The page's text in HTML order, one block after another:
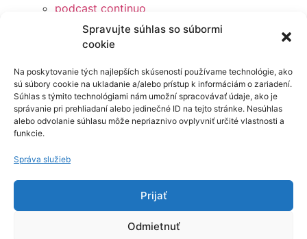
Spravujte súhlas so súbormi
cookie
Na poskytovanie tých najlepších skúseností používame technológie, ako
sú súbory cookie na ukladanie a/alebo prístup k informáciám o zariadení.
Súhlas s týmito technológiami nám umožní spracovávať údaje, ako je
správanie pri prehliadaní alebo jedinečné ID na tejto stránke. Nesúhlas
alebo odvolanie súhlasu môže nepriaznivo ovplyvniť určité vlastnosti a
funkcie.
Správa služieb
Prijať
Odmietnuť
podcast continuo
Kurzy
skladateľská súťaž
2022
2021
Konvergencie na Karolinenhofe
Marián Varga Piesne
building bridges
konvergenčný tím